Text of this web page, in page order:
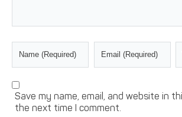
Save my name, email, and website in
the next time I comment.